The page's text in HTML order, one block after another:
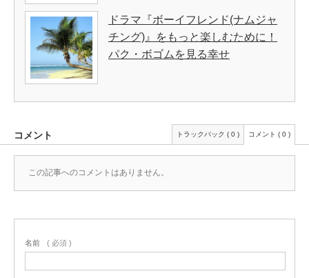
ドラマ『ボーイフレンド(ナムジャ
チング)』をもっと楽しむために！
パク・ボゴムを見る幸せ
コメント トラックバック ( 0 ) コメント ( 0 )
この記事へのコメントはありません。
名前 ( 必須 )